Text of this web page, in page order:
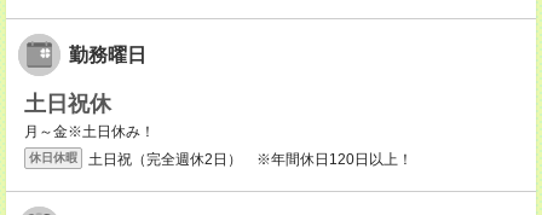
勤務曜日
土日祝休
月～金※土日休み！
休日休暇 土日祝（完全週休2日） ※年間休日120日以上！